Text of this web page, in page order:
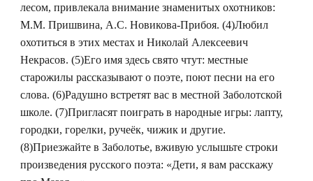
лесом, привлекала внимание знаменитых охотников:
М.М. Пришвина, А.С. Новикова-Прибоя. (4)Любил
охотиться в этих местах и Николай Алексеевич
Некрасов. (5)Его имя здесь свято чтут: местные
старожилы рассказывают о поэте, поют песни на его
слова. (6)Радушно встретят вас в местной Заболотской
школе. (7)Пригласят поиграть в народные игры: лапту,
городки, горелки, ручеёк, чижик и другие.
(8)Приезжайте в Заболотье, вживую услышьте строки
произведения русского поэта: «Дети, я вам расскажу